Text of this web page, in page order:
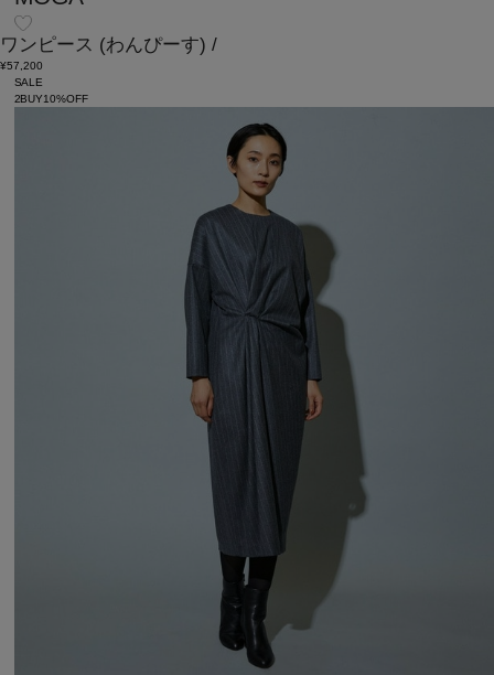
ワンピース (わんぴーす) /
¥57,200
SALE
2BUY10%OFF